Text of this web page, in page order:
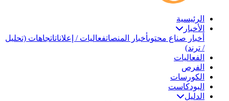
الرئيسية
الأخبار
أخبار صناع محتوىأخبار المنصاتفعاليات / إعلاناتاتجاهات (تحليل
/ ترند)
الفعاليات
الفرص
الكورسات
البودكاست
الدليل